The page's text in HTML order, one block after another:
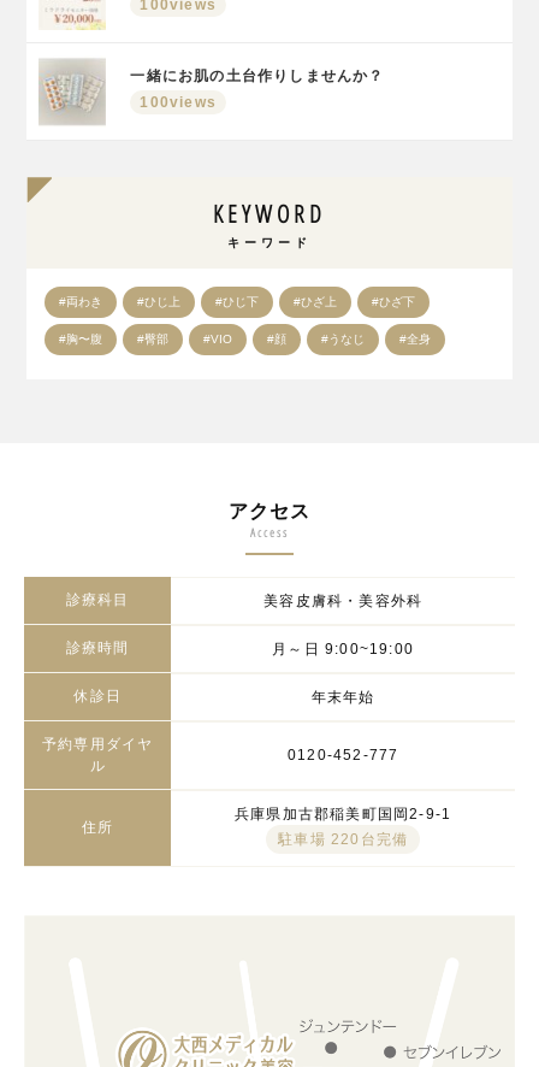
100views
一緒にお肌の土台作りしませんか？
100views
KEYWORD
キーワード
#両わき #ひじ上 #ひじ下 #ひざ上 #ひざ下
#胸〜腹 #臀部 #VIO #顔 #うなじ #全身
アクセス
Access
診療科目 美容皮膚科・美容外科
診療時間 月～日 9:00~19:00
休診日 年末年始
予約専用ダイヤ
ル
0120-452-777
住所
兵庫県加古郡稲美町国岡2-9-1
駐車場 220台完備